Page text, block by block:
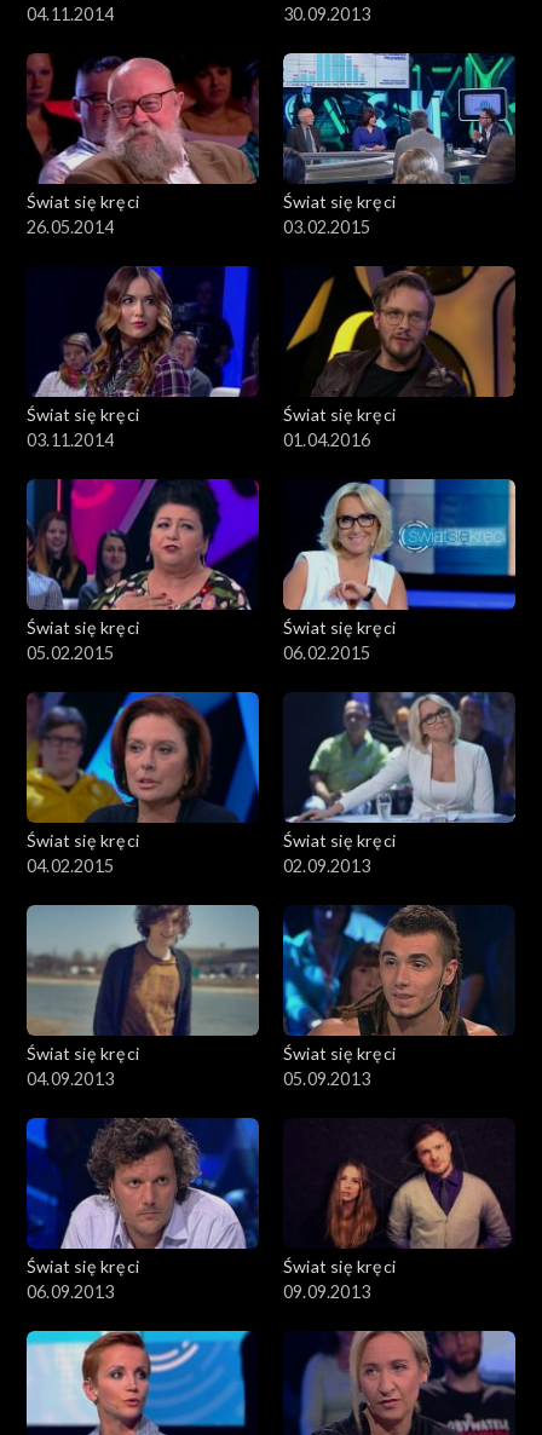
04.11.2014
30.09.2013
Świat się kręci
26.05.2014
Świat się kręci
03.02.2015
Świat się kręci
03.11.2014
Świat się kręci
01.04.2016
Świat się kręci
05.02.2015
Świat się kręci
06.02.2015
Świat się kręci
04.02.2015
Świat się kręci
02.09.2013
Świat się kręci
04.09.2013
Świat się kręci
05.09.2013
Świat się kręci
06.09.2013
Świat się kręci
09.09.2013